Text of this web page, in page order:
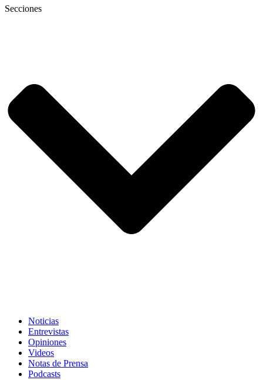
Secciones
Noticias
Entrevistas
Opiniones
Videos
Notas de Prensa
Podcasts